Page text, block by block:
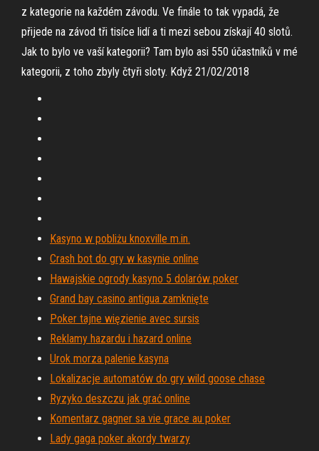
z kategorie na každém závodu. Ve finále to tak vypadá, že
přijede na závod tři tisíce lidí a ti mezi sebou získají 40 slotů.
Jak to bylo ve vaší kategorii? Tam bylo asi 550 účastníků v mé
kategorii, z toho zbyly čtyři sloty. Když 21/02/2018
Kasyno w pobliżu knoxville m.in.
Crash bot do gry w kasynie online
Hawajskie ogrody kasyno 5 dolarów poker
Grand bay casino antigua zamknięte
Poker tajne więzienie avec sursis
Reklamy hazardu i hazard online
Urok morza palenie kasyna
Lokalizacje automatów do gry wild goose chase
Ryzyko deszczu jak grać online
Komentarz gagner sa vie grace au poker
Lady gaga poker akordy twarzy